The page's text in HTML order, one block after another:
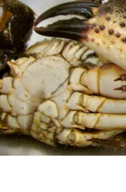
PRETPLATA
SHOP